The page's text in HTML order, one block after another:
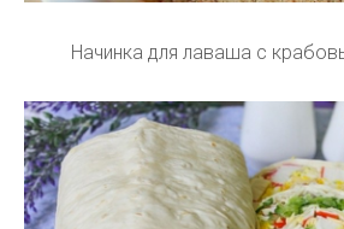
Начинка для лаваша с